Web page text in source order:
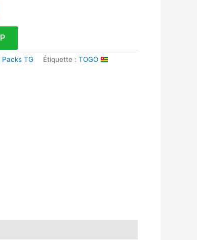
Packs TG Étiquette :TOGO